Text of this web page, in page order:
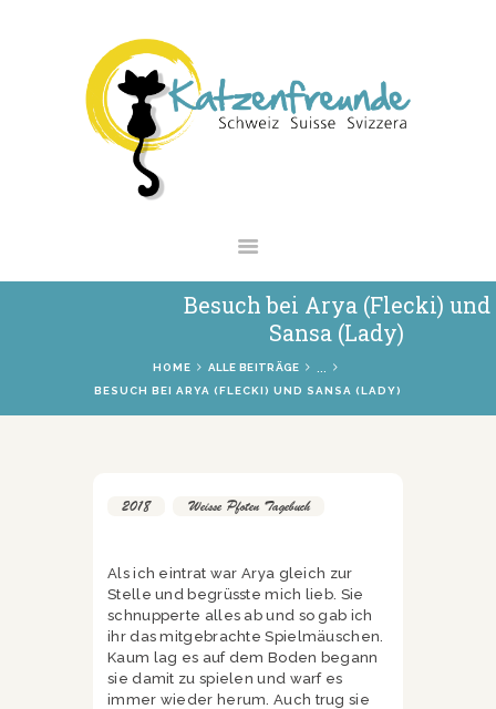
Besuch bei Arya (Flecki) und
Sansa (Lady)
HOME ALLE BEITRÄGE
BESUCH BEI ARYA (FLECKI) UND SANSA (LADY)
NEWS
VERMITTLUNG
INTERESSANTES
SHOP
2018 Weisse Pfoten Tagebuch
Als ich eintrat war Arya gleich zur
Stelle und begrüsste mich lieb. Sie
schnupperte alles ab und so gab ich
ihr das mitgebrachte Spielmäuschen.
Kaum lag es auf dem Boden begann
sie damit zu spielen und warf es
immer wieder herum. Auch trug sie